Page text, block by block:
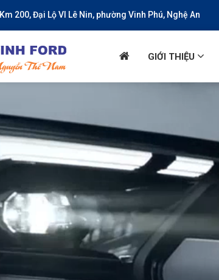
Km 200, Đại Lộ VI Lê Nin, phường Vinh Phú, Nghệ An
GIỚI THIỆU